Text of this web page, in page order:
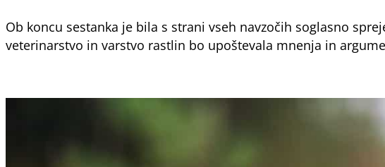
Ob koncu sestanka je bila s strani vseh navzočih soglasno
veterinarstvo in varstvo rastlin bo upoštevala mnenja in